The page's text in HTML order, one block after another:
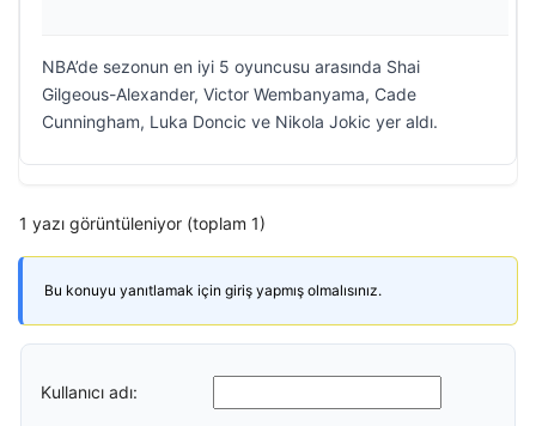
NBA’de sezonun en iyi 5 oyuncusu arasında Shai
Gilgeous-Alexander, Victor Wembanyama, Cade
Cunningham, Luka Doncic ve Nikola Jokic yer aldı.
1 yazı görüntüleniyor (toplam 1)
Bu konuyu yanıtlamak için giriş yapmış olmalısınız.
Kullanıcı adı: